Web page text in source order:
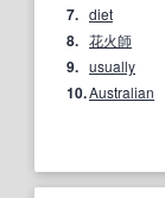
7. diet
8. 花火師
9. usually
10.Australian